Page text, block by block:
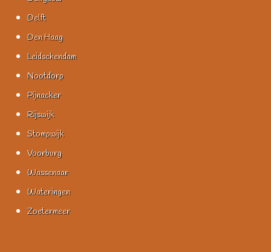
Delft
Den Haag
Leidschendam
Nootdorp
Pijnacker
Rijswijk
Stompwijk
Voorburg
Wassenaar
Wateringen
Zoetermeer